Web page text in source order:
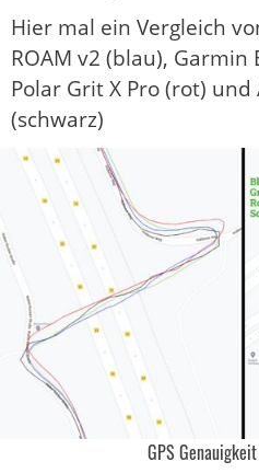
Hier mal ein Vergleich
ROAM v2 (blau), Garmin
Polar Grit X Pro (rot)
(schwarz)
GPS